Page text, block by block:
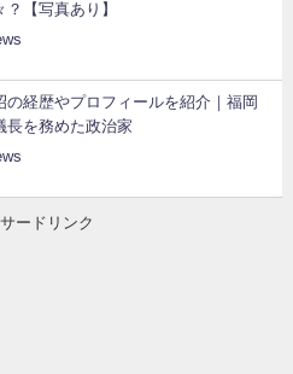
？【写真あり】
の経歴やプロフィールを紹介｜福岡
長を務めた政治家
ードリンク